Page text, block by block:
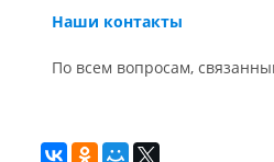
Наши контакты
По всем вопросам,